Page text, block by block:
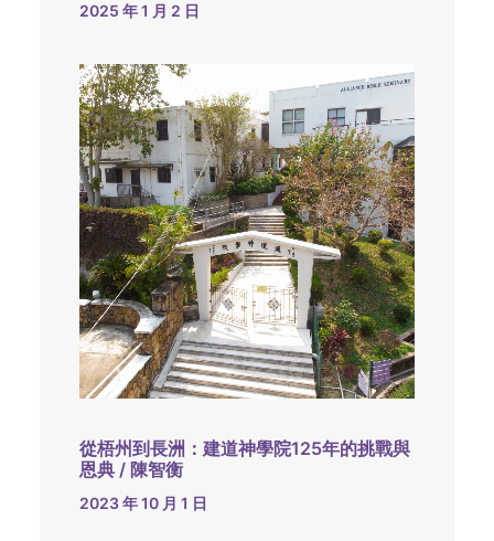
2025 年 1 月 2 日
從梧州到長洲：建道神學院125年的挑戰與
恩典 / 陳智衡
2023 年 10 月 1 日